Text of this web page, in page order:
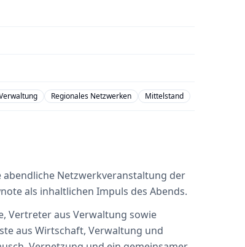
Regionales Netzwerken Mittelstand
abendliche Netzwerkveranstaltung der
als inhaltlichen Impuls des Abends.
Vertreter aus Verwaltung sowie
aus Wirtschaft, Verwaltung und